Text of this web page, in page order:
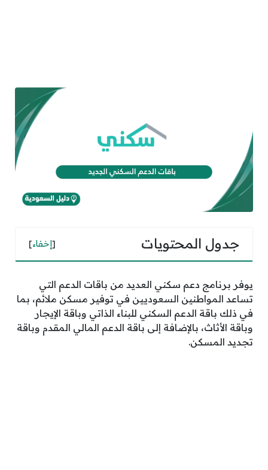
جدول المحتويات [إخفاء]
يوفر برنامج دعم سكني العديد من باقات الدعم التي
تساعد المواطنين السعوديين في توفير مسكن ملائم، بما
في ذلك باقة الدعم السكني للبناء الذاتي وباقة الإيجار
وباقة الأثاث، بالإضافة إلى باقة الدعم المالي المقدم وباقة
تجديد المسكن.